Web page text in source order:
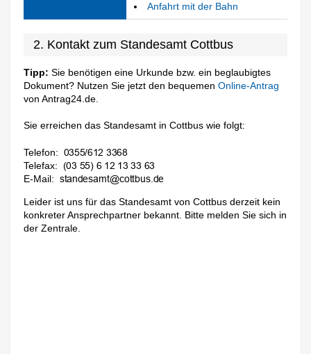
Anfahrt mit der Bahn
2. Kontakt zum Standesamt Cottbus
Tipp: Sie benötigen eine Urkunde bzw. ein beglaubigtes
Dokument? Nutzen Sie jetzt den bequemenOnline-Antrag
von Antrag24.de.
Sie erreichen das Standesamt in Cottbus wie folgt:
Telefon:
Telefax:
E-Mail:
Leider ist uns für das Standesamt von Cottbus derzeit kein
konkreter Ansprechpartner bekannt. Bitte melden Sie sich in
der Zentrale.